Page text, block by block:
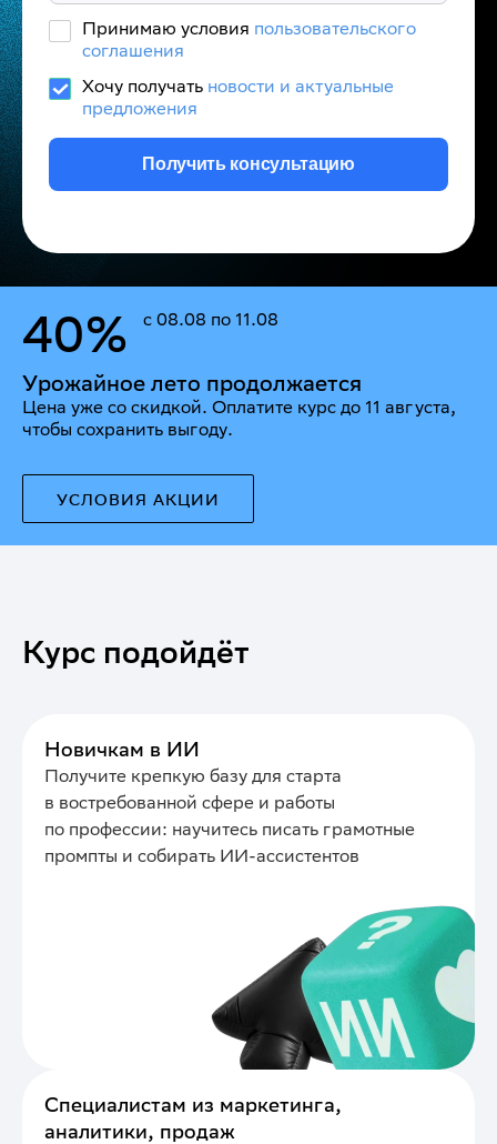
Принимаю условия пользовательского
соглашения
Хочу получать новости и актуальные
предложения
Получить консультацию
40% с 08.08 по 11.08
Урожайное лето продолжается
Цена уже со скидкой. Оплатите курс до 11 августа,
чтобы сохранить выгоду.
УСЛОВИЯ АКЦИИ
Курс подойдёт
Новичкам в ИИ
Получите крепкую базу для старта
в востребованной сфере и работы
по профессии: научитесь писать грамотные
промпты и собирать ИИ-ассистентов
Специалистам из маркетинга,
аналитики, продаж